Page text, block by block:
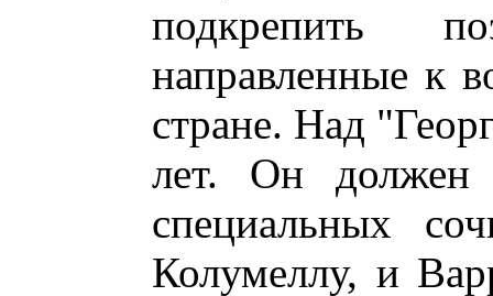
подкрепить
направленные к
стране. Над
лет. Он должен
специальных
Колумеллу, и